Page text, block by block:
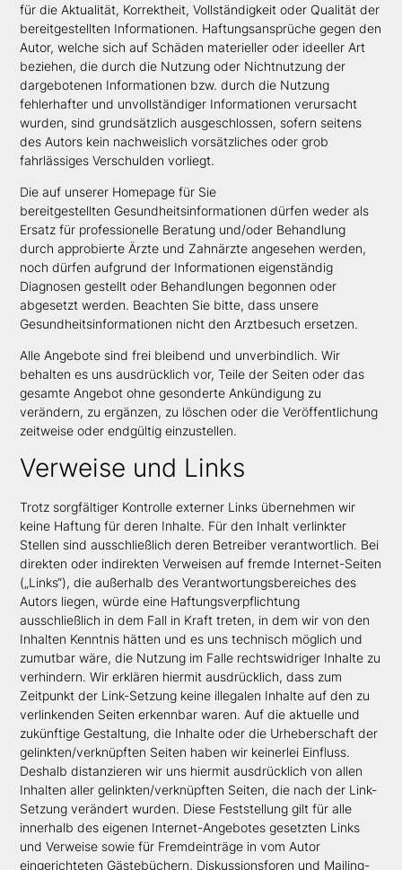
für die Aktualität, Korrektheit, Vollständigkeit oder Qualität der
bereitgestellten Informationen. Haftungsansprüche gegen den
Autor, welche sich auf Schäden materieller oder ideeller Art
beziehen, die durch die Nutzung oder Nichtnutzung der
dargebotenen Informationen bzw. durch die Nutzung
fehlerhafter und unvollständiger Informationen verursacht
wurden, sind grundsätzlich ausgeschlossen, sofern seitens
des Autors kein nachweislich vorsätzliches oder grob
fahrlässiges Verschulden vorliegt.
Die auf unserer Homepage für Sie
bereitgestellten Gesundheitsinformationen dürfen weder als
Ersatz für professionelle Beratung und/oder Behandlung
durch approbierte Ärzte und Zahnärzte angesehen werden,
noch dürfen aufgrund der Informationen eigenständig
Diagnosen gestellt oder Behandlungen begonnen oder
abgesetzt werden. Beachten Sie bitte, dass unsere
Gesundheitsinformationen nicht den Arztbesuch ersetzen.
Alle Angebote sind frei bleibend und unverbindlich. Wir
behalten es uns ausdrücklich vor, Teile der Seiten oder das
gesamte Angebot ohne gesonderte Ankündigung zu
verändern, zu ergänzen, zu löschen oder die Veröffentlichung
zeitweise oder endgültig einzustellen.
Verweise und Links
Trotz sorgfältiger Kontrolle externer Links übernehmen wir
keine Haftung für deren Inhalte. Für den Inhalt verlinkter
Stellen sind ausschließlich deren Betreiber verantwortlich. Bei
direkten oder indirekten Verweisen auf fremde Internet-Seiten
(„Links“), die außerhalb des Verantwortungsbereiches des
Autors liegen, würde eine Haftungsverpflichtung
ausschließlich in dem Fall in Kraft treten, in dem wir von den
Inhalten Kenntnis hätten und es uns technisch möglich und
zumutbar wäre, die Nutzung im Falle rechtswidriger Inhalte zu
verhindern. Wir erklären hiermit ausdrücklich, dass zum
Zeitpunkt der Link-Setzung keine illegalen Inhalte auf den zu
verlinkenden Seiten erkennbar waren. Auf die aktuelle und
zukünftige Gestaltung, die Inhalte oder die Urheberschaft der
gelinkten/verknüpften Seiten haben wir keinerlei Einfluss.
Deshalb distanzieren wir uns hiermit ausdrücklich von allen
Inhalten aller gelinkten/verknüpften Seiten, die nach der Link-
Setzung verändert wurden. Diese Feststellung gilt für alle
innerhalb des eigenen Internet-Angebotes gesetzten Links
und Verweise sowie für Fremdeinträge in vom Autor
eingerichteten Gästebüchern, Diskussionsforen und Mailing-